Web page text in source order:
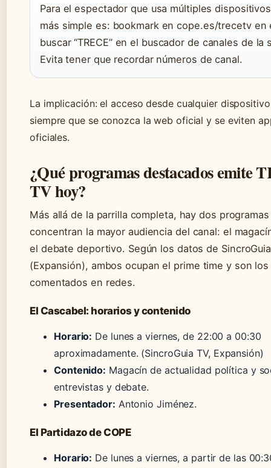
Para el espectador que usa múltiples
más simple es: bookmark en cope.es/trecetv en
buscar “TRECE” en el buscador de canales de la
Evita tener que recordar números de canal.
La implicación: el acceso desde cualquier
siempre que se conozca la web oficial y se eviten
oficiales.
¿Qué programas destacados emite
TV hoy?
Más allá de la parrilla completa, hay dos
concentran la mayor audiencia del canal: el
el debate deportivo. Según los datos de
(Expansión), ambos ocupan el prime time y son los
comentados en redes.
El Cascabel: horarios y contenido
Horario: De lunes a viernes, de 22:00 a 00:30
aproximadamente. (SincroGuia TV, Expansión)
Contenido: Magacín de actualidad política y
entrevistas y debate.
Presentador: Antonio Jiménez.
El Partidazo de COPE
Horario: De lunes a viernes, a partir de las